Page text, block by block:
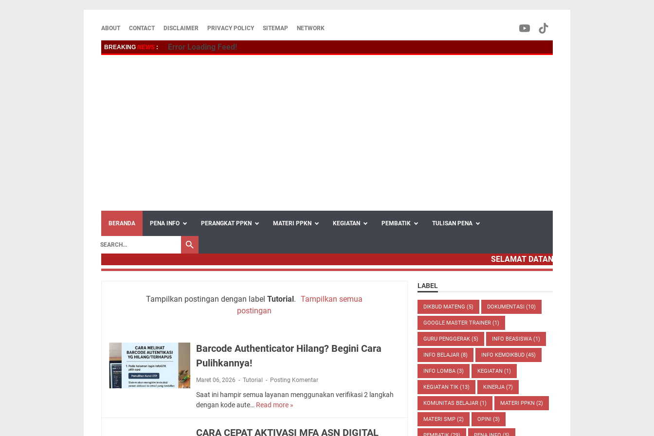
ABOUT CONTACT DISCLAIMER PRIVACY POLICY SITEMAP NETWORK
BREAKING NEWS : Error Loading Feed!
BERANDA PENA INFO PERANGKAT PPKN MATERI PPKN KEGIATAN PEMBATIK TULISAN PENA
SELAMAT DATANG DI BLOG PENA GURUKU
Tampilkan postingan dengan labelTutorial.
Tampilkan semua
postingan
Barcode Authenticator Hilang? Begini Cara
Pulihkannya!
Maret 06, 2026 Tutorial Posting Komentar
Saat ini hampir semua layanan menggunakan verifikasi 2 langkah
dengan kode aute… Read more »
CARA CEPAT AKTIVASI MFA ASN DIGITAL
LABEL
DIKBUD MATENG (5) DOKUMENTASI (10)
GOOGLE MASTER TRAINER (1)
GURU PENGGERAK (5) INFO BEASISWA (1)
INFO BELAJAR (8) INFO KEMDIKBUD (45)
INFO LOMBA (3) KEGIATAN (1)
KEGIATAN TIK (13) KINERJA (7)
KOMUNITAS BELAJAR (1) MATERI PPKN (2)
MATERI SMP (2) OPINI (3)